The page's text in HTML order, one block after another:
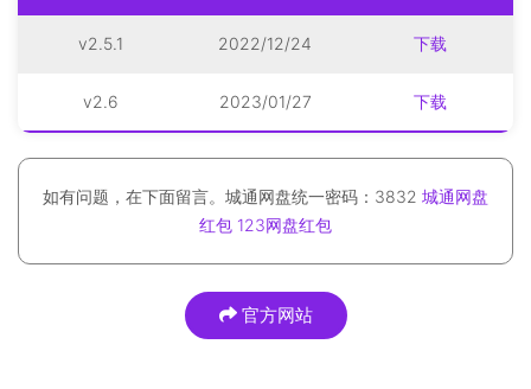
v2.5.1 2022/12/24 下载
v2.6 2023/01/27 下载
如有问题，在下面留言。城通网盘统一密码：3832 城通网盘
红包 123网盘红包
官方网站